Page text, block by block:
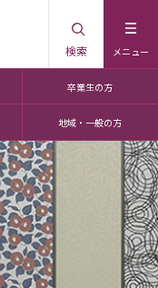
メニュー
検索
卒業生の方
地域・一般の方